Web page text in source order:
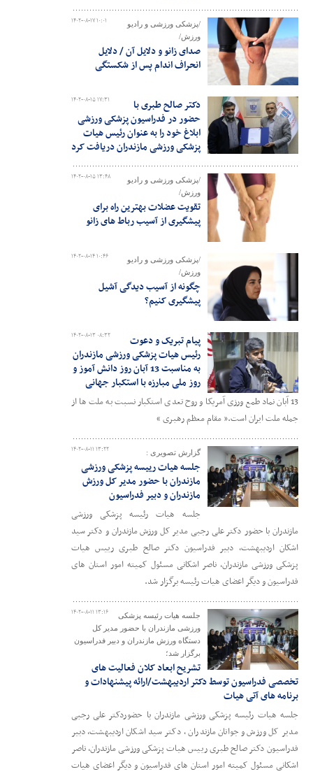
۱۴۰۲-۰۸-۱۷ ۱۰:۰۱
/پزشکی ورزشی و رادیو
ورزش/
صدای زانو و دلایل آن / دلایل
انحراف اندام پس از شکستگی
۱۴۰۲-۰۸-۱۵ ۱۷:۳۱
دکتر صالح طبری با
حضور در فدراسیون پزشکی ورزشی
ابلاغ خود را به عنوان رئیس هیات
پزشکی ورزشی مازندران دریافت کرد
۱۴۰۲-۰۸-۱۵ ۱۳:۴۸
/پزشکی ورزشی و رادیو
ورزش/
تقویت عضلات بهترین راه برای
پیشگیری از آسیب رباط های زانو
۱۴۰۲-۰۸-۱۴ ۱۰:۴۶
/پزشکی ورزشی و رادیو
ورزش/
چگونه از آسیب دیدگی آشیل
پیشگیری کنیم؟
۱۴۰۲-۰۸-۱۳ ۰۸:۳۲
پیام تبریک و دعوت
رئیس هیات پزشکی ورزشی مازندران
به مناسبت 13 آبان روز دانش آموز و
روز ملی مبارزه با استکبار جهانی
13 آبان نماد طمع ورزی آمریکا و روح تعدی استکبار نسبت به ملت ها از
جمله ملت ایران است.« مقام معظم رهبری »
۱۴۰۲-۰۸-۱۱ ۱۳:۲۲ گزارش تصویری :
جلسه هیات رییسه پزشکی ورزشی
مازندران با حضور مدیر کل ورزش
مازندران و دبیر فدراسیون
جلسه هیات رئیسه پزشکی ورزشی
مازندران با حضور دکتر علی رجبی مدیر کل ورزش مازندران و دکتر سید
اشکان اردیبهشت، دبیر فدراسیون دکتر صالح طبری رییس هیات
پزشکی ورزشی مازندران، ناصر اشکانی مسئول کمیته امور استان های
فدراسیون و دیگر اعضای هیات رئیسه برگزار شد.
۱۴۰۲-۰۸-۱۱ ۱۳:۱۶
جلسه هیات رئیسه پزشکی
ورزشی مازندران با حضور مدیر کل
دستگاه ورزش مازندران و دبیر فدراسیون
برگزار شد؛
تشریح ابعاد کلان فعالیت های
تخصصی فدراسیون توسط دکتر اردیبهشت/ارائه پیشنهادات و
برنامه های آتی هیات
جلسه هیات رئیسه پزشکی ورزشی مازندران با حضوردکتر علی رجبی
مدیر کل ورزش و جوانان مازندران ، دکتر سید اشکان اردیبهشت، دبیر
فدراسیون دکتر صالح طبری رییس هیات پزشکی ورزشی مازندران، ناصر
اشکانی مسئول کمیته امور استان های فدراسیون و دیگر اعضای هیات